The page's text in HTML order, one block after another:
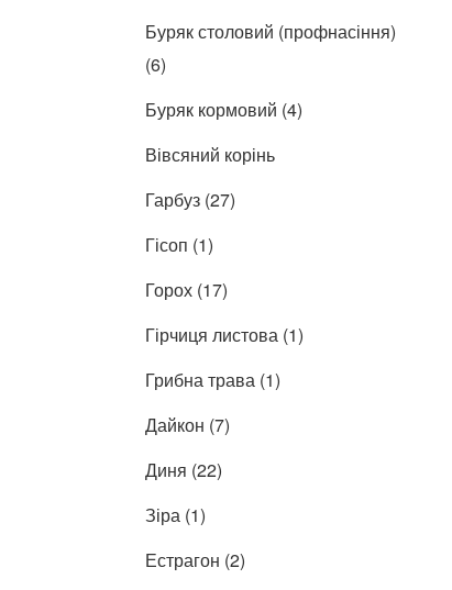
Буряк столовий (профнасіння)
(6)
Буряк кормовий (4)
Вівсяний корінь
Гарбуз (27)
Гісоп (1)
Горох (17)
Гірчиця листова (1)
Грибна трава (1)
Дайкон (7)
Диня (22)
Зіра (1)
Естрагон (2)